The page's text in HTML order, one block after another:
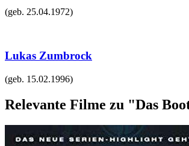
(geb. 25.04.1972)
Lukas Zumbrock
(geb. 15.02.1996)
Relevante Filme zu "Das